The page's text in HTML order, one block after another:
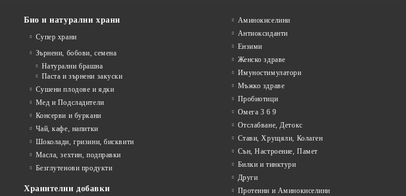
Био и натурални храни
Супер храни
Зърнени, бобови, семена
Натурални брашна
Паста и зърнени закуски
Сушени плодове и ядки
Мед и Подсладители
Консерви и буркани
Чай, кафе, напитки
Шоколади, гризини, бисквити
Масла, зехтин, подправки
Безглутенови продукти
Хранителни добавки
Аминокиселини
Антиоксиданти
Ензими
Женско здраве
Имуностимулатори
Мъжко здраве
Пробиотици
Омега 3 6 9
Отслабване, Детокс
Стави, Хрущяли, Колаген
Сън, Настроение, Памет
Билки и тинктури
Други
Протеини и Аминокиселини